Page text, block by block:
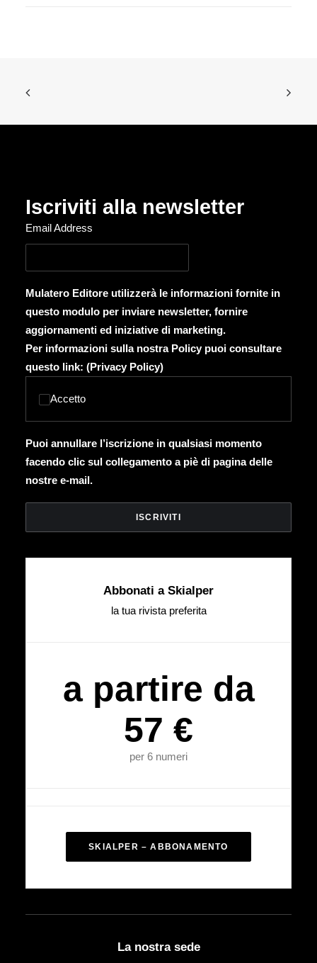
Iscriviti alla newsletter
Email Address
Mulatero Editore utilizzerà le informazioni fornite in
questo modulo per inviare newsletter, fornire
aggiornamenti ed iniziative di marketing.
Per informazioni sulla nostra Policy puoi consultare
questo link: (Privacy Policy)
Accetto
Puoi annullare l’iscrizione in qualsiasi momento
facendo clic sul collegamento a piè di pagina delle
nostre e-mail.
Abbonati a Skialper
la tua rivista preferita
a partire da
57 €
per 6 numeri
SKIALPER – ABBONAMENTO
La nostra sede